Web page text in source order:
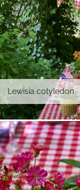
Lewisia cotyledon